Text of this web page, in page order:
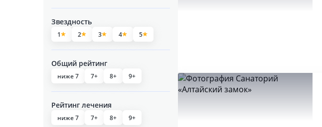
Звездность
1 2 3 4 5
Общий рейтинг
ниже 7 7+ 8+ 9+
Рейтинг лечения
ниже 7 7+ 8+ 9+